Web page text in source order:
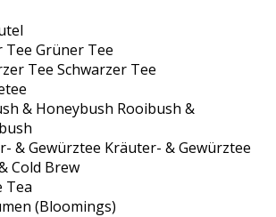
Tee Grüner Tee
Tee Schwarzer Tee
& Honeybush Rooibush &
& Gewürztee Kräuter- & Gewürztee
Cold Brew
Tea
(Bloomings)